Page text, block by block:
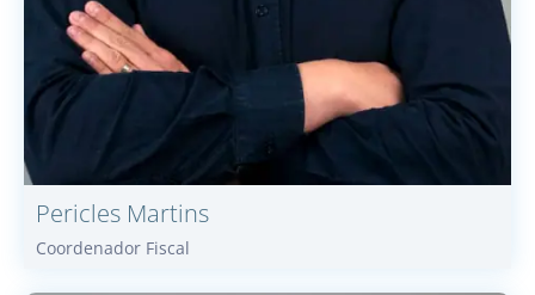
Pericles Martins
Coordenador Fiscal